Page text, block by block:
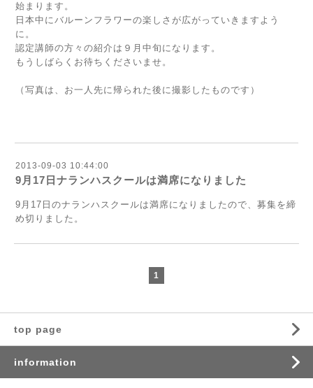
始まります。
日本中にバルーンフラワーの楽しさが広がっていきますよう
に。
認定講師の方々の紹介は９月中旬になります。
もうしばらくお待ちくださいませ。
（写真は、お一人先に帰られた後に撮影したものです）
2013-09-03 10:44:00
9月17日ナランハスクールは満席になりました
9月17日のナランハスクールは満席になりましたので、募集を締
め切りました。
1
top page
information